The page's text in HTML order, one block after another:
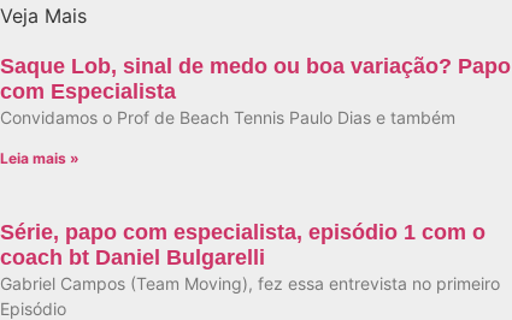
Veja Mais
Saque Lob, sinal de medo ou boa variação? Papo
com Especialista
Convidamos o Prof de Beach Tennis Paulo Dias e também
Leia mais »
Série, papo com especialista, episódio 1 com o
coach bt Daniel Bulgarelli
Gabriel Campos (Team Moving), fez essa entrevista no primeiro
Episódio